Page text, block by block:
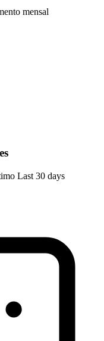
mensal
Last 30 days